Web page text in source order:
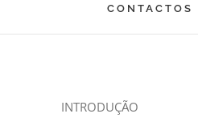
CONTACTOS
INTRODUÇÃO